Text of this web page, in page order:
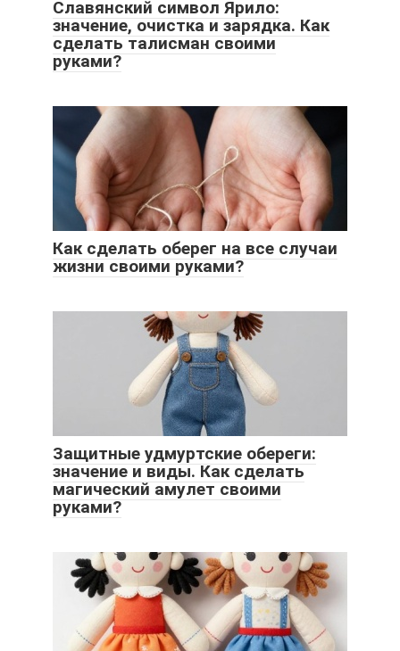
Славянский символ Ярило:
значение, очистка и зарядка. Как
сделать талисман своими
руками?
Как сделать оберег на все случаи
жизни своими руками?
Защитные удмуртские обереги:
значение и виды. Как сделать
магический амулет своими
руками?